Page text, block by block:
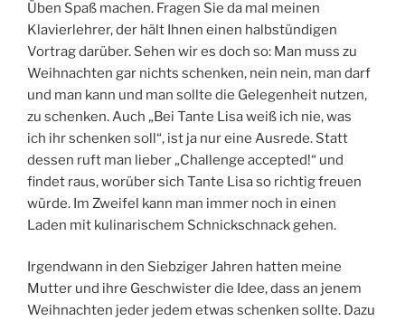
Üben Spaß machen. Fragen Sie da mal meinen
Klavierlehrer, der hält Ihnen einen halbstündigen
Vortrag darüber. Sehen wir es doch so: Man muss zu
Weihnachten gar nichts schenken, nein nein, man darf
und man kann und man sollte die Gelegenheit nutzen,
zu schenken. Auch „Bei Tante Lisa weiß ich nie, was
ich ihr schenken soll“, ist ja nur eine Ausrede. Statt
dessen ruft man lieber „Challenge accepted!“ und
findet raus, worüber sich Tante Lisa so richtig freuen
würde. Im Zweifel kann man immer noch in einen
Laden mit kulinarischem Schnickschnack gehen.
Irgendwann in den Siebziger Jahren hatten meine
Mutter und ihre Geschwister die Idee, dass an jenem
Weihnachten jeder jedem etwas schenken sollte. Dazu